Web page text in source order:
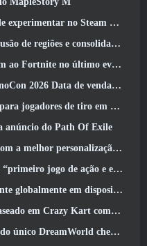
no Steam Next Fest
e consolidação de servidores
no último evento de colaboração
Data de venda de ingressos
de tiro em terceira pessoa
anúncio do Path Of Exile
personalização de personagens
ação e extração espacial” Star Wrath
em dispositivos Android
que você provavelmente não sabia que queria combinadas
ao Steam com acesso antecipado